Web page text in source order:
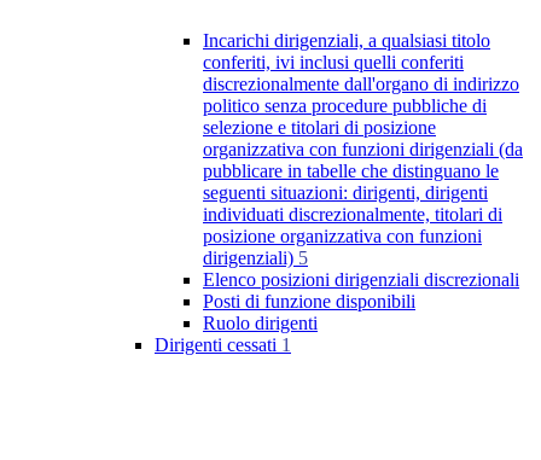
Incarichi dirigenziali, a qualsiasi titolo
conferiti, ivi inclusi quelli conferiti
discrezionalmente dall'organo di indirizzo
politico senza procedure pubbliche di
selezione e titolari di posizione
organizzativa con funzioni dirigenziali (da
pubblicare in tabelle che distinguano le
seguenti situazioni: dirigenti, dirigenti
individuati discrezionalmente, titolari di
posizione organizzativa con funzioni
dirigenziali) 5
Elenco posizioni dirigenziali discrezionali
Posti di funzione disponibili
Ruolo dirigenti
Dirigenti cessati 1